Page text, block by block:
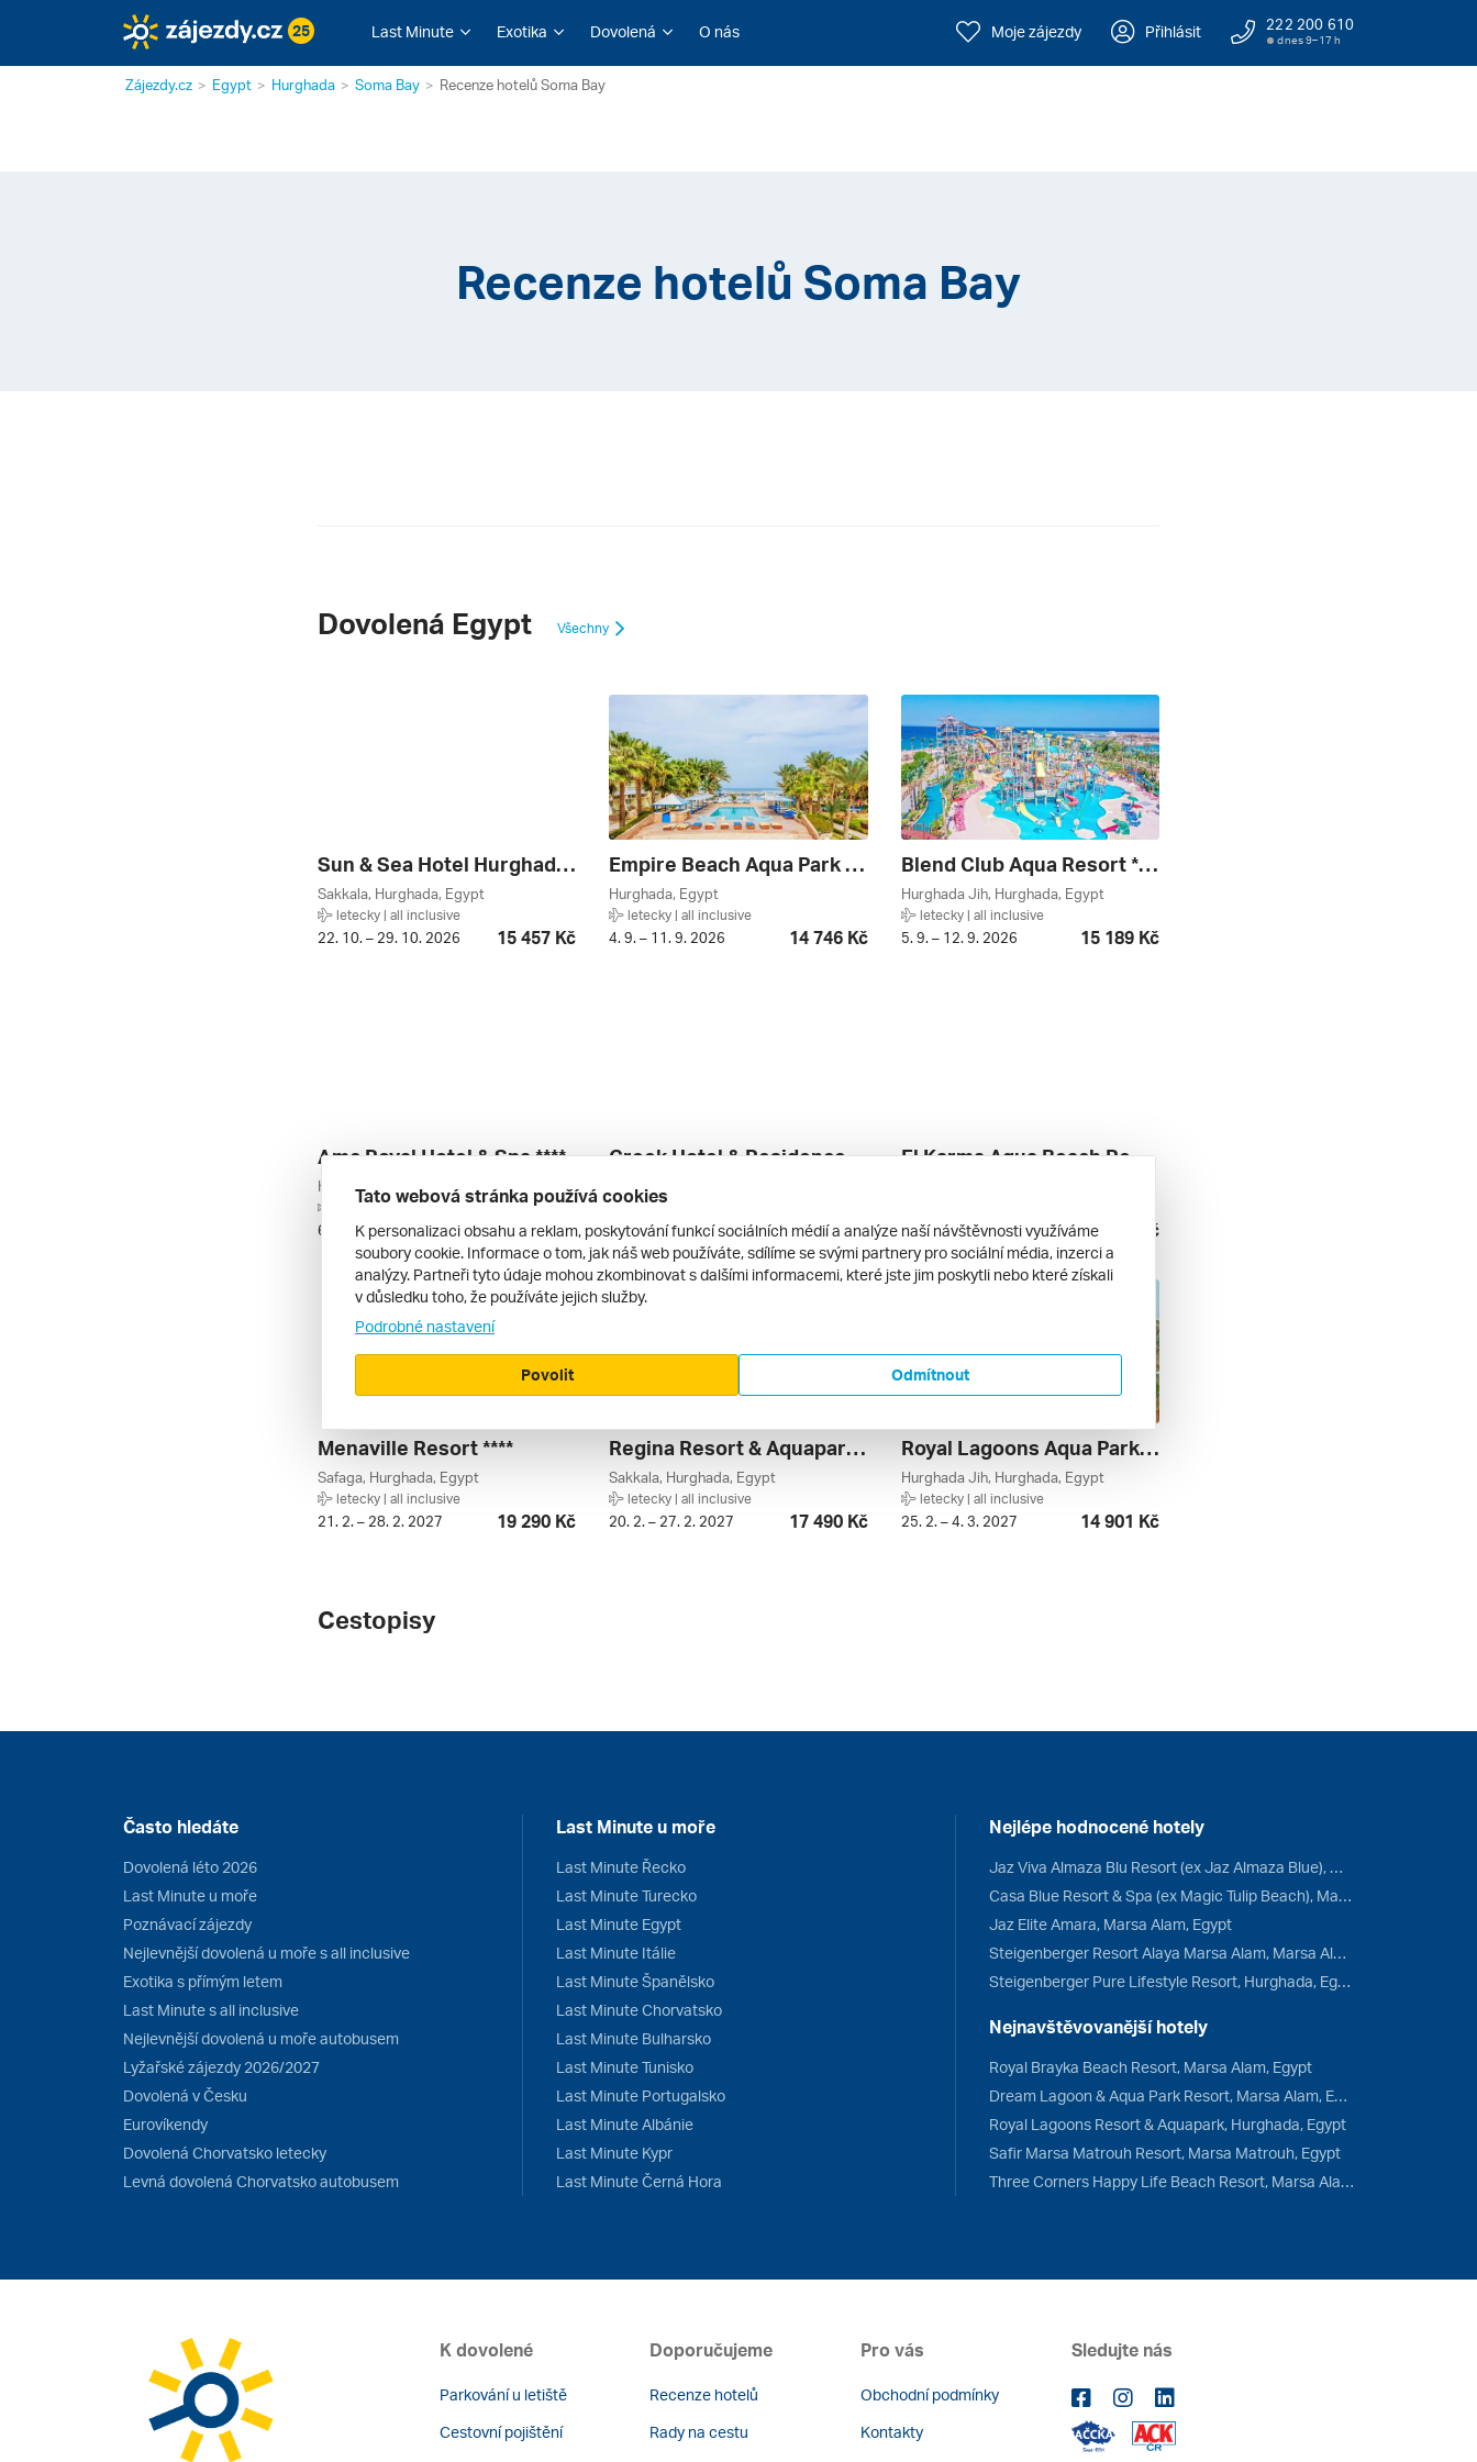
25 Last Minute Exotika Dovolená O nás Moje zájezdy Přihlásit 222 200 610
dnes 9–17 h
Zájezdy.cz Egypt Hurghada Soma Bay Recenze hotelů Soma Bay
Recenze hotelů Soma Bay
Dovolená Egypt Všechny
Sun & Sea Hotel Hurghada ***
Sakkala, Hurghada, Egypt
letecky | all inclusive
22. 10. – 29. 10. 2026 15 457 Kč
Empire Beach Aqua Park ***
Hurghada, Egypt
letecky | all inclusive
4. 9. – 11. 9. 2026 14 746 Kč
Blend Club Aqua Resort ****
Hurghada Jih, Hurghada, Egypt
letecky | all inclusive
5. 9. – 12. 9. 2026 15 189 Kč
Amc Royal Hotel & Spa ****
Hurghada Sever, Hurghada, Egypt
letecky | all inclusive
6. 9. – 13. 9. 2026 15 990 Kč
Creek Hotel & Residences El Gouna *****
El Gouna, Hurghada, Egypt
letecky | all inclusive
5. 9. – 12. 9. 2026 17 690 Kč
El Karma Aqua Beach Resort ****
7. 9. – 14. 9. 2026 15 890 Kč
Menaville Resort ****
Safaga, Hurghada, Egypt
letecky | all inclusive
21. 2. – 28. 2. 2027 19 290 Kč
Regina Resort & Aquapark ****
Sakkala, Hurghada, Egypt
letecky | all inclusive
20. 2. – 27. 2. 2027 17 490 Kč
Royal Lagoons Aqua Park Resort & Spa *****
Hurghada Jih, Hurghada, Egypt
letecky | all inclusive
25. 2. – 4. 3. 2027 14 901 Kč
Cestopisy
Často hledáte
Dovolená léto 2026
Last Minute u moře
Poznávací zájezdy
Nejlevnější dovolená u moře s all inclusive
Exotika s přímým letem
Last Minute s all inclusive
Nejlevnější dovolená u moře autobusem
Lyžařské zájezdy 2026/2027
Dovolená v Česku
Eurovíkendy
Dovolená Chorvatsko letecky
Levná dovolená Chorvatsko autobusem
Last Minute u moře
Last Minute Řecko
Last Minute Turecko
Last Minute Egypt
Last Minute Itálie
Last Minute Španělsko
Last Minute Chorvatsko
Last Minute Bulharsko
Last Minute Tunisko
Last Minute Portugalsko
Last Minute Albánie
Last Minute Kypr
Last Minute Černá Hora
Nejlépe hodnocené hotely
Jaz Viva Almaza Blu Resort (ex Jaz Almaza Blue), Marsa Matrouh, Egypt
Casa Blue Resort & Spa (ex Magic Tulip Beach), Marsa Alam, Egypt
Jaz Elite Amara, Marsa Alam, Egypt
Steigenberger Resort Alaya Marsa Alam, Marsa Alam, Egypt
Steigenberger Pure Lifestyle Resort, Hurghada, Egypt
Nejnavštěvovanější hotely
Royal Brayka Beach Resort, Marsa Alam, Egypt
Dream Lagoon & Aqua Park Resort, Marsa Alam, Egypt
Royal Lagoons Resort & Aquapark, Hurghada, Egypt
Safir Marsa Matrouh Resort, Marsa Matrouh, Egypt
Three Corners Happy Life Beach Resort, Marsa Alam, Egypt
K dovolené
Parkování u letiště
Cestovní pojištění
Doporučujeme
Recenze hotelů
Rady na cestu
Pro vás
Obchodní podmínky
Kontakty
Sledujte nás
Tato webová stránka používá cookies
K personalizaci obsahu a reklam, poskytování funkcí sociálních médií a analýze naší návštěvnosti využíváme
soubory cookie. Informace o tom, jak náš web používáte, sdílíme se svými partnery pro sociální média, inzerci a
analýzy. Partneři tyto údaje mohou zkombinovat s dalšími informacemi, které jste jim poskytli nebo které získali
v důsledku toho, že používáte jejich služby.
Podrobné nastavení
Odmítnout
Povolit